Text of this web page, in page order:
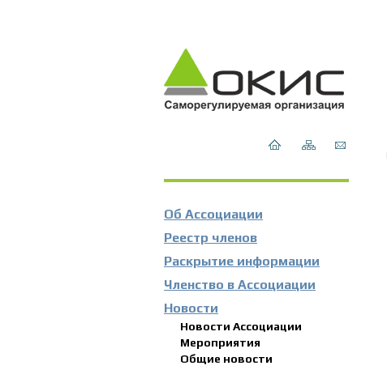
Об Ассоциации
Реестр членов
Раскрытие информации
Членство в Ассоциации
Новости
Новости Ассоциации
Мероприятия
Общие новости